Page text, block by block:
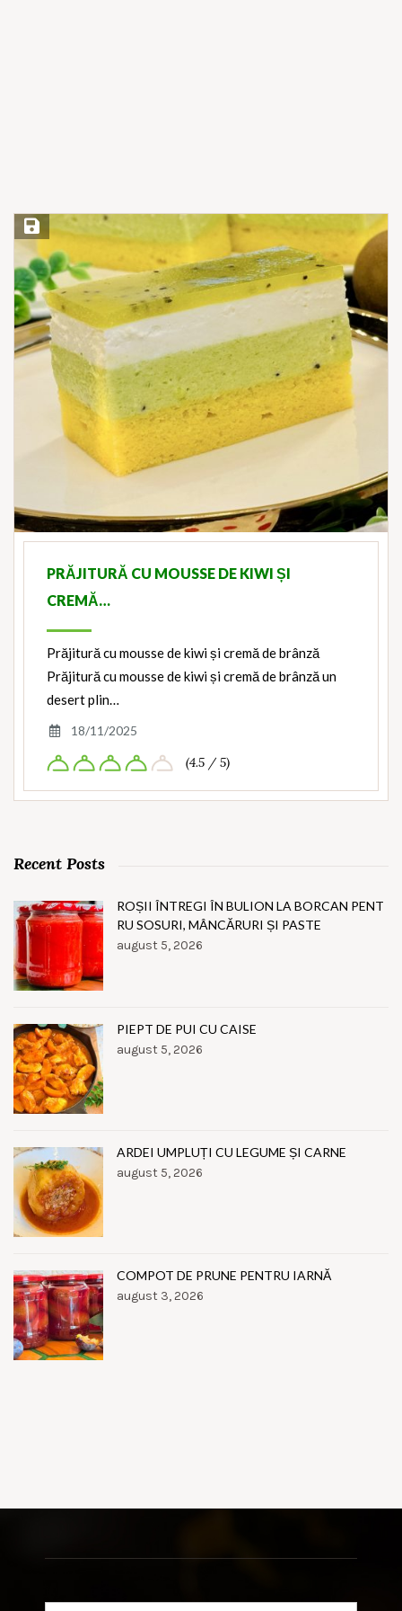
Save Recipe
PRĂJITURĂ CU MOUSSE DE KIWI ȘI
CREMĂ…
Prăjitură cu mousse de kiwi și cremă de brânză
Prăjitură cu mousse de kiwi și cremă de brânză un
desert plin…
18/11/2025
(4.5 / 5)
Recent Posts
ROȘII ÎNTREGI ÎN BULION LA BORCAN PENT
RU SOSURI, MÂNCĂRURI ȘI PASTE
august 5, 2026
PIEPT DE PUI CU CAISE
august 5, 2026
ARDEI UMPLUȚI CU LEGUME ȘI CARNE
august 5, 2026
COMPOT DE PRUNE PENTRU IARNĂ
august 3, 2026
Search